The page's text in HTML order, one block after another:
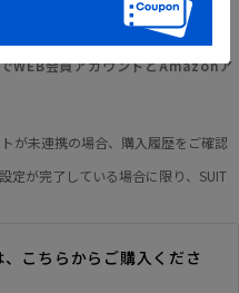
お支払いおよび新規WEB会員登
WEB会員アカウントとAmazonア
が未連携の場合、購入履歴をご確認
定が完了している場合に限り、SUIT
こちらからご購入くださ